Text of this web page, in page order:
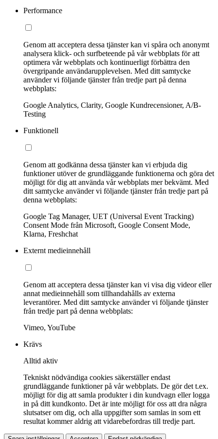
Performance
Genom att acceptera dessa tjänster kan vi spåra och anonymt
analysera klick- och surfbeteende på vår webbplats för att
optimera vår webbplats och kontinuerligt förbättra den
övergripande användarupplevelsen. Med ditt samtycke
använder vi följande tjänster från tredje part på denna
webbplats:
Google Analytics, Clarity, Google Kundrecensioner, A/B-
Testing
Funktionell
Genom att godkänna dessa tjänster kan vi erbjuda dig
funktioner utöver de grundläggande funktionerna och göra det
möjligt för dig att använda vår webbplats mer bekvämt. Med
ditt samtycke använder vi följande tjänster från tredje part på
denna webbplats:
Google Tag Manager, UET (Universal Event Tracking)
Consent Mode från Microsoft, Google Consent Mode,
Klarna, Freshchat
Externt medieinnehåll
Genom att acceptera dessa tjänster kan vi visa dig videor eller
annat medieinnehåll som tillhandahålls av externa
leverantörer. Med ditt samtycke använder vi följande tjänster
från tredje part på denna webbplats:
Vimeo, YouTube
Krävs
Alltid aktiv
Tekniskt nödvändiga cookies säkerställer endast
grundläggande funktioner på vår webbplats. De gör det t.ex.
möjligt för dig att samla produkter i din kundvagn eller logga
in på ditt kundkonto. Det är inte möjligt för oss att dra några
slutsatser om dig, och alla uppgifter som samlas in som ett
resultat kommer aldrig att vidarebefordras till tredje part.